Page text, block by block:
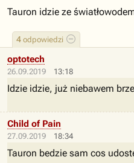
4 odpowiedzi
Tauron idzie ze
26.09.2019 13:18
optotech
Idzie idzie, już niebawem
27.09.2019 18:34
Child of Pain
Tauron bedzie sam cos